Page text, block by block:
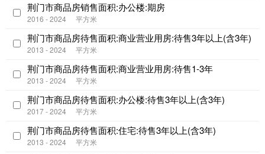
荆门市商品房销售面积:办公楼:期房
2016 - 2024 平方米
荆门市商品房待售面积:商业营业用房:待售3年以上(含3年)
2013 - 2024 平方米
荆门市商品房待售面积:商业营业用房:待售1-3年
2013 - 2024 平方米
荆门市商品房待售面积:办公楼:待售3年以上(含3年)
2017 - 2024 平方米
荆门市商品房待售面积:住宅:待售3年以上(含3年)
2013 - 2024 平方米